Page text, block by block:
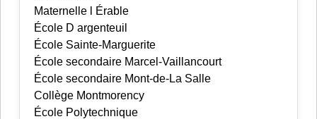
Maternelle l Érable
École D argenteuil
École Sainte-Marguerite
École secondaire Marcel-Vaillancourt
École secondaire Mont-de-La Salle
Collège Montmorency
École Polytechnique